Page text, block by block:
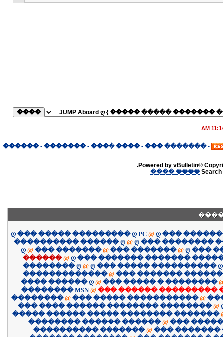
11:14
-
������� ���
-
���� ����
-
�������
-
������
Powered by vBulletin®
Search
���� ����
ღ ��� ����� ��������� ღ PC @ ღ ���
���������� ������ ღ @ ღ ��� ��������
ღ @ ��� ������� @ ��� ������� @ ღ ���
������ @ ღ ��� ������� �������
�������� ღ @ ღ ��� ����� ���������� ღ
������������� @ ��� �������
���� ������ ღ @ ��� ����� � ��������
�������� MSN @ ��� ������ ���������
�������� @ ��� ����� ����������� @
��� ���� ������ �������� �������� @
����� ������ ����� �������� �������
�������� ������ ������ @ ���
���������� ������� @ ��� �������